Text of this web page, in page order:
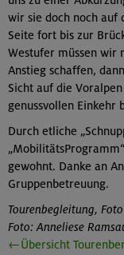
wir sie doch noch auf
Seite fort bis zur
Westufer müssen wir
Anstieg schaffen,
Sicht auf die
genussvollen Einkehr
Durch etliche
gewohnt. Danke an
Gruppenbetreuung.
Tourenbegleitung,
Foto: Anneliese
←Übersicht